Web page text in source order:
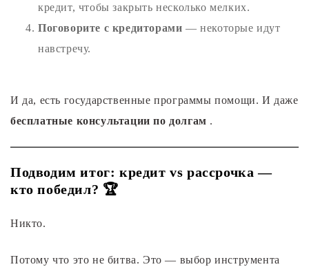
кредит, чтобы закрыть несколько мелких.
Поговорите с кредиторами — некоторые идут
навстречу.
И да, есть государственные программы помощи. И даже
бесплатные консультации по долгам .
Подводим итог: кредит vs рассрочка —
кто победил? 🏆
Никто.
Потому что это не битва. Это — выбор инструмента